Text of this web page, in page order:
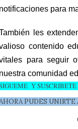
para
les
contenido
para seguir
comunidad
Y
PUDES